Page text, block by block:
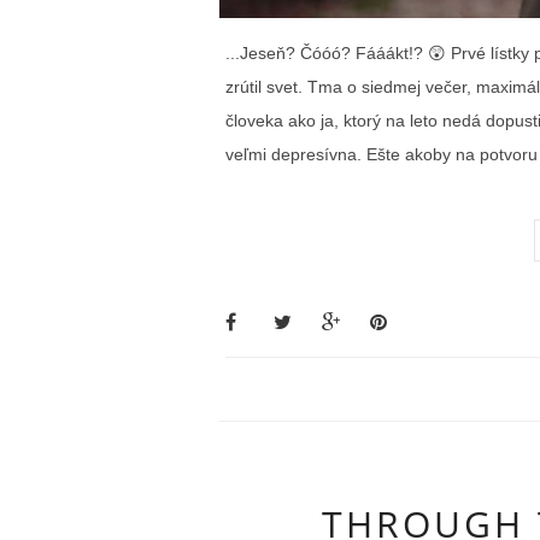
...Jeseň? Čóóó? Fááákt!? 😲 Prvé
zrútil svet. Tma o siedmej večer,
človeka ako ja, ktorý na leto nedá
veľmi depresívna. Ešte akoby na
THROUGH